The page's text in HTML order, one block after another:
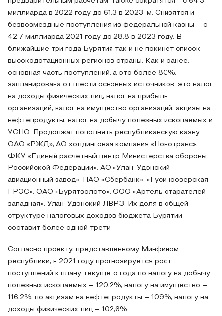
миллиарда в 2022 году до 61,3 в 2023-м. Снизятся и
безвозмездные поступления из федеральной казны – с
42,7 миллиарда 2021 году до 28,8 в 2023 году. В
ближайшие три года Бурятия так и не покинет список
высокодотационных регионов страны. Как и ранее,
основная часть поступлений, а это более 80%,
запланирована от шести основных источников: это налог
на доходы физических лиц, налог на прибыль
организаций, налог на имущество организаций, акцизы на
нефтепродукты, налог на добычу полезных ископаемых и
УСНО. Продолжат пополнять республиканскую казну:
ОАО «РЖД», АО холдинговая компания «Новотранс»,
ФКУ «Единый расчетный центр Министерства обороны
Российской Федерации», АО «Улан-Удэнский
авиационный завод», ПАО «Сбербанк», «Гусиноозерская
ГРЭС», ОАО «Бурятзолото», ООО «Артель старателей
западная», Улан-Удэнский ЛВРЗ. Их доля в общей
структуре налоговых доходов бюджета Бурятии
составит более одной трети.
Согласно проекту, представленному Минфином
республики, в 2021 году прогнозируется рост
поступлений к плану текущего года по налогу на добычу
полезных ископаемых – 120,2%, налогу на имущество –
116,2%, по акцизам на нефтепродукты – 109%, налогу на
доходы физических лиц – 102,6%.